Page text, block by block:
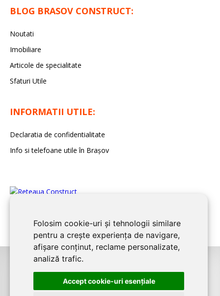
Folosim cookie-uri și tehnologii similare
pentru a crește experiența de navigare,
afișare conținut, reclame personalizate,
analiză trafic.
Accept cookie-uri esenţiale
BLOG BRASOV CONSTRUCT:
Noutati
Imobiliare
Articole de specialitate
Sfaturi Utile
INFORMATII UTILE:
Declaratia de confidentialitate
Info si telefoane utile în Braşov
©2008-2026BRASOV CONSTRUCTeste un serviciu de promovare online
pentru firme. Proiect digital dezvoltat deLIVE COMMUNICATIONS SRL